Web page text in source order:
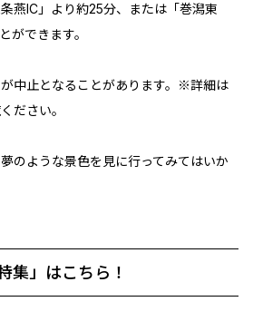
燕IC」より約25分、または「巻潟東
ができます。
中止となることがあります。※詳細は
ださい。
のような景色を見に行ってみてはいか
集」はこちら！